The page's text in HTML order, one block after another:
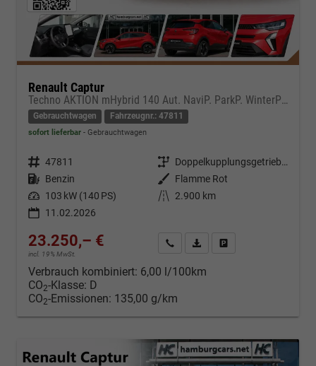
Renault Captur
Techno AKTION mHybrid 140 Aut. NaviP. ParkP. WinterP AllwetterR.
Gebrauchtwagen Fahrzeugnr.: 47811
sofort lieferbar Gebrauchtwagen
Fahrzeugnr. 47811 Getriebe
Doppelkupplungsgetriebe (DSG)
Kraftstoff Benzin Außenfarbe
Flamme Rot
Leistung 103 kW (140 PS) Kilometerstand
2.900 km
11.02.2026
23.250,– €
incl. 19% MwSt.
Kontakt & Angebot anfordern
PDF-Datei, Fahrzeugexposé
Verbrauch kombiniert: 6,00 l/100km
CO2-Klasse: D
CO2-Emissionen: 135,00 g/km